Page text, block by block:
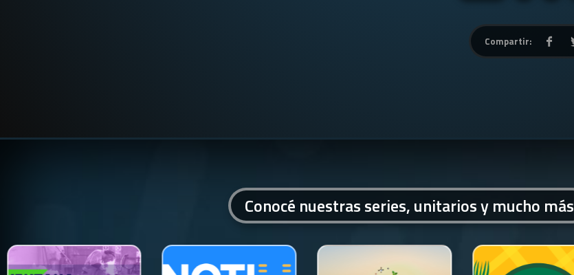
Compartir:
Conocé nuestras series, unitarios y mucho más